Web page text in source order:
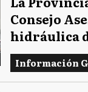
Consejo
hidráulica
Información